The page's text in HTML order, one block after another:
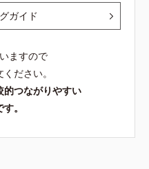
ガイド
ますので
ださい。
的つながりやすい
。